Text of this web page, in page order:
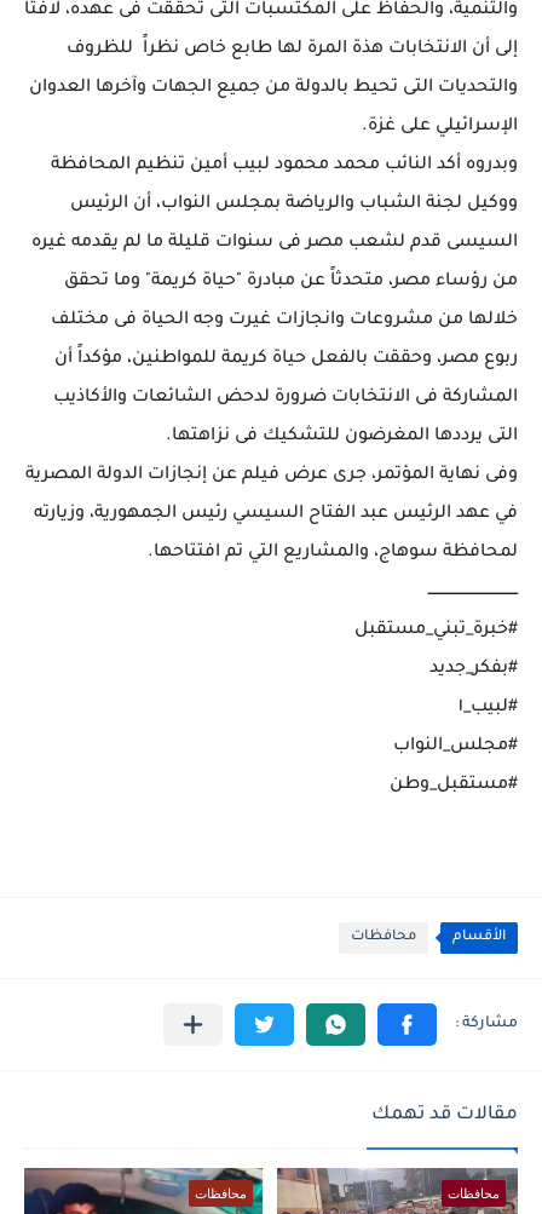
والتنمية، والحفاظ على المكتسبات التى تحققت فى عهده، لافتاً
إلى أن الانتخابات هذة المرة لها طابع خاص نظراً للظروف
والتحديات التى تحيط بالدولة من جميع الجهات وآخرها العدوان
الإسرائيلي على غزة.
وبدروه أكد النائب محمد محمود لبيب أمين تنظيم المحافظة
ووكيل لجنة الشباب والرياضة بمجلس النواب، أن الرئيس
السيسى قدم لشعب مصر فى سنوات قليلة ما لم يقدمه غيره
من رؤساء مصر، متحدثاً عن مبادرة "حياة كريمة" وما تحقق
خلالها من مشروعات وانجازات غيرت وجه الحياة فى مختلف
ربوع مصر، وحققت بالفعل حياة كريمة للمواطنين، مؤكداً أن
المشاركة فى الانتخابات ضرورة لدحض الشائعات والأكاذيب
التى يرددها المغرضون للتشكيك فى نزاهتها.
وفى نهاية المؤتمر، جرى عرض فيلم عن إنجازات الدولة المصرية
في عهد الرئيس عبد الفتاح السيسي رئيس الجمهورية، وزيارته
لمحافظة سوهاج، والمشاريع التي تم افتتاحها.
ـــــــــــــــــــــــــــــــــــــ
#خبرة_تبني_مستقبل
#بفكر_جديد
#لبيب_١
#مجلس_النواب
#مستقبل_وطن
الأقسام محافظات
مقالات قد تهمك
محافظات محافظات